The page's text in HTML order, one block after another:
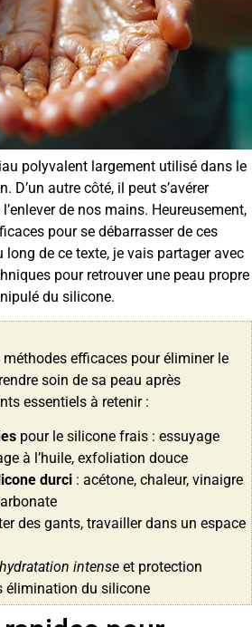
polyvalent largement utilisé dans le
D’un autre côté, il peut s’avérer
de nos mains. Heureusement,
pour se débarrasser de ces
de ce texte, je vais partager avec
pour retrouver une peau propre
du silicone.
méthodes efficaces pour éliminer le
soin de sa peau après
essentiels à retenir :
pour le silicone frais : essuyage
à l’huile, exfoliation douce
durci : acétone, chaleur, vinaigre
des gants, travailler dans un espace
hydratation intense et protection
élimination du silicone